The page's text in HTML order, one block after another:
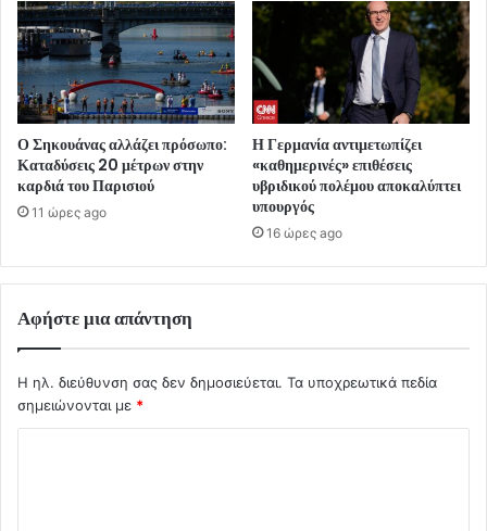
Ο Σηκουάνας αλλάζει πρόσωπο:
Καταδύσεις 20 μέτρων στην
καρδιά του Παρισιού
11 ώρες ago
Η Γερμανία αντιμετωπίζει
«καθημερινές» επιθέσεις
υβριδικού πολέμου αποκαλύπτει
υπουργός
16 ώρες ago
Αφήστε μια απάντηση
Η ηλ. διεύθυνση σας δεν δημοσιεύεται. Τα υποχρεωτικά πεδία
σημειώνονται με *